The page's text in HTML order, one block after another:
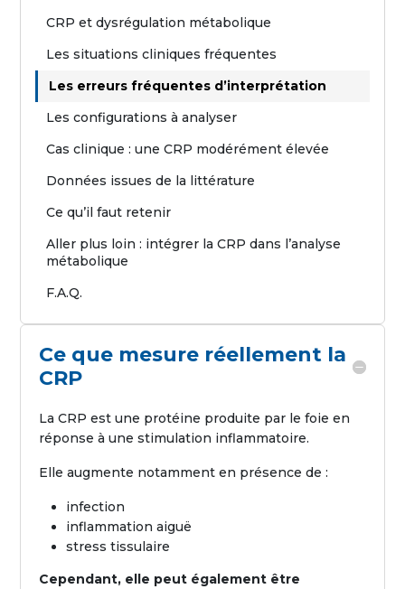
CRP et dysrégulation métabolique
Les situations cliniques fréquentes
Les erreurs fréquentes d’interprétation
Les configurations à analyser
Cas clinique : une CRP modérément élevée
Données issues de la littérature
Ce qu’il faut retenir
Aller plus loin : intégrer la CRP dans l’analyse
métabolique
F.A.Q.
Ce que mesure réellement la
CRP
La CRP est une protéine produite par le foie en
réponse à une stimulation inflammatoire.
Elle augmente notamment en présence de :
infection
inflammation aiguë
stress tissulaire
Cependant, elle peut également être